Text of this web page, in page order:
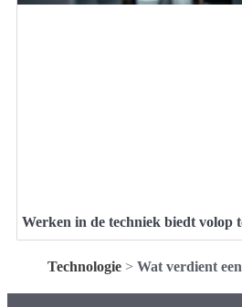
Werken in de techniek biedt volop
Technologie> Wat verdient